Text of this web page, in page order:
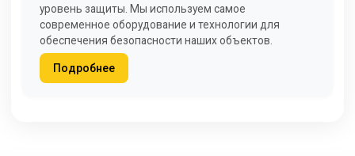
уровень защиты. Мы используем самое
современное оборудование и технологии для
обеспечения безопасности наших объектов.
Подробнее